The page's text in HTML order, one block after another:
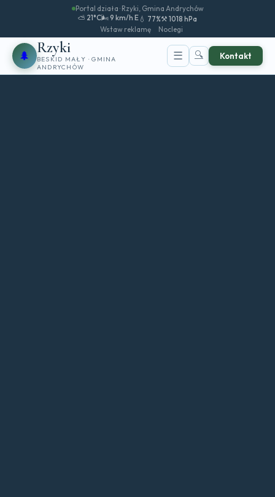
Portal działa · Rzyki, Gmina Andrychów
⛅ 21°C🌬️ 9 km/h E 💧 77%⚒️ 1018 hPa
Wstaw reklamę
Noclegi
🌲 Rzyki
BESKID MAŁY · GMINA
ANDRYCHÓW
☰ 🔍 Kontakt